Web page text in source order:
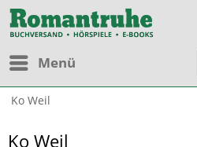
Menü
Ko Weil
Ko Weil